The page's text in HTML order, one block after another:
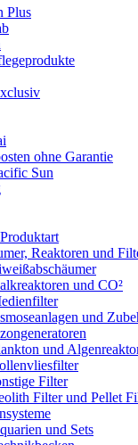
Plus
ohne Garantie
Sun
Reaktoren und
und CO²
und
und
Filter
Filter und Pellet
und Sets